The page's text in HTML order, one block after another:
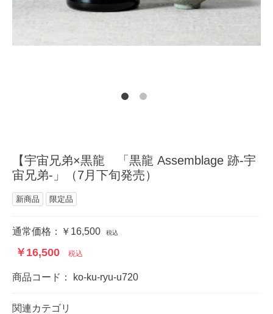
【宇宙兄弟×黒龍 「黒龍 Assemblage 跡‐宇
宙兄弟‐」（7月下旬発売）
新商品 限定品
通常価格： ￥16,500 税込
￥16,500 税込
商品コード： ko-ku-ryu-u720
関連カテゴリ